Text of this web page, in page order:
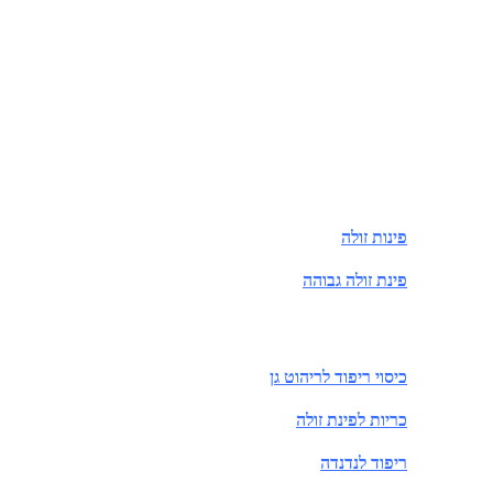
פינות זולה
פינת זולה גבוהה
כיסוי ריפוד לריהוט גן
כריות לפינת זולה
ריפוד לנדנדה